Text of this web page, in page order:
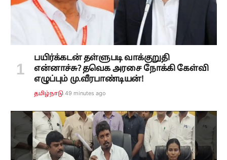
பயிர்க்கடன் தள்ளுபடி வாக்குறுதி
என்னாச்சு? தவெக அரசை நோக்கி கேள்வி
எழுப்பும் மு.வீரபாண்டியன்!
தமிழ்நாடு 50 minutes ago